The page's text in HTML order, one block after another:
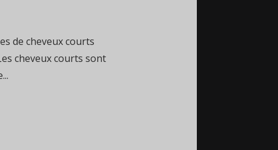
de cheveux courts
cheveux courts sont